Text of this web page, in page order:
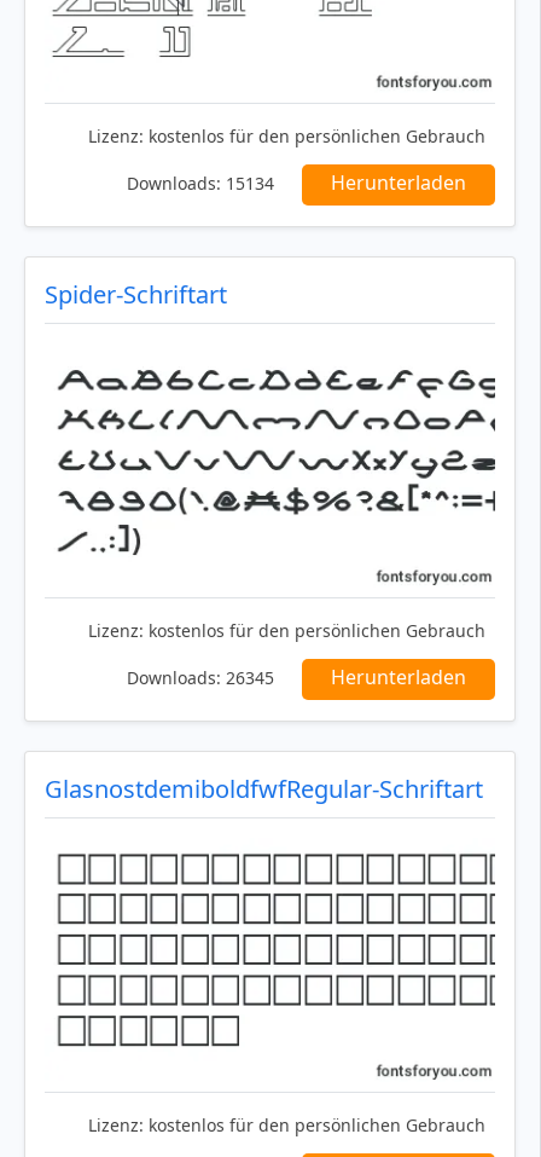
Lizenz: kostenlos für den persönlichen Gebrauch
Downloads: 15134 Herunterladen
Spider-Schriftart
Lizenz: kostenlos für den persönlichen Gebrauch
Downloads: 26345 Herunterladen
GlasnostdemiboldfwfRegular-Schriftart
Lizenz: kostenlos für den persönlichen Gebrauch